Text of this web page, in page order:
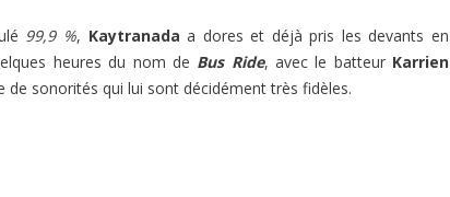
99,9 %, Kaytranadaa dores et déjà pris les devants en
heures du nom de Bus Ride, avec le batteur Karrien
de sonorités qui lui sont décidément très fidèles.